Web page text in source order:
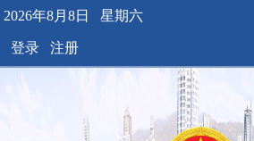
2026年8月8日 星期六
登录 注册